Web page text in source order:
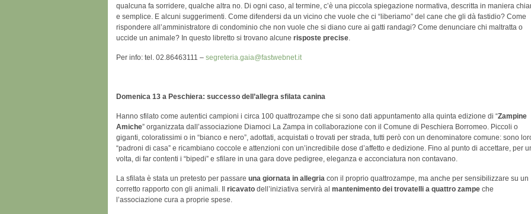
qualcuna fa sorridere, qualche altra no. Di ogni caso, al termine, c’è una piccola spiegazione normativa, descritta in maniera
e semplice. E alcuni suggerimenti. Come difendersi da un vicino che vuole che ci “liberiamo” del cane che gli dà fastidio? Come
rispondere all’amministratore di condominio che non vuole che si diano cure ai gatti randagi? Come denunciare chi maltratta o
uccide un animale? In questo libretto si trovano alcune risposte precise.
Per info: tel. 02.86463111 – segreteria.gaia@fastwebnet.it
Domenica 13 a Peschiera: successo dell’allegra sfilata canina
Hanno sfilato come autentici campioni i circa 100 quattrozampe che si sono dati appuntamento alla quinta edizione di “Zampine
Amiche” organizzata dall’associazione Diamoci La Zampa in collaborazione con il Comune di Peschiera Borromeo. Piccoli o
giganti, coloratissimi o in “bianco e nero”, adottati, acquistati o trovati per strada, tutti però con un denominatore comune: sono
“padroni di casa” e ricambiano coccole e attenzioni con un’incredibile dose d’affetto e dedizione. Fino al punto di accettare, per
volta, di far contenti i “bipedi” e sfilare in una gara dove pedigree, eleganza e acconciatura non contavano.
La sfilata è stata un pretesto per passare una giornata in allegria con il proprio quattrozampe, ma anche per sensibilizzare su un
corretto rapporto con gli animali. Il ricavato dell’iniziativa servirà al mantenimento dei trovatelli a quattro zampe che
l’associazione cura a proprie spese.